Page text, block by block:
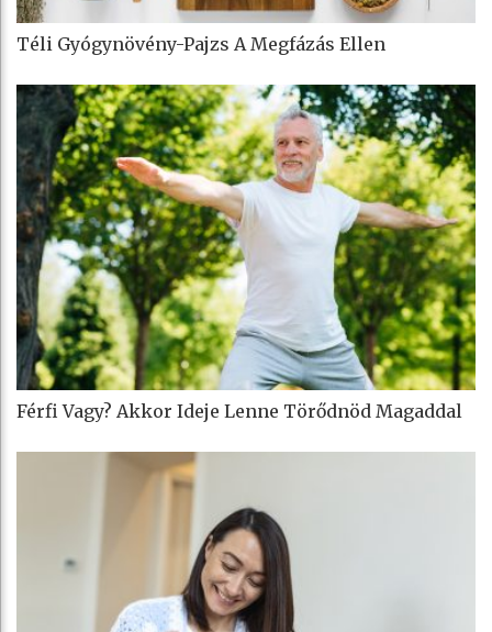
Téli Gyógynövény-Pajzs A Megfázás Ellen
Férfi Vagy? Akkor Ideje Lenne Törődnöd Magaddal